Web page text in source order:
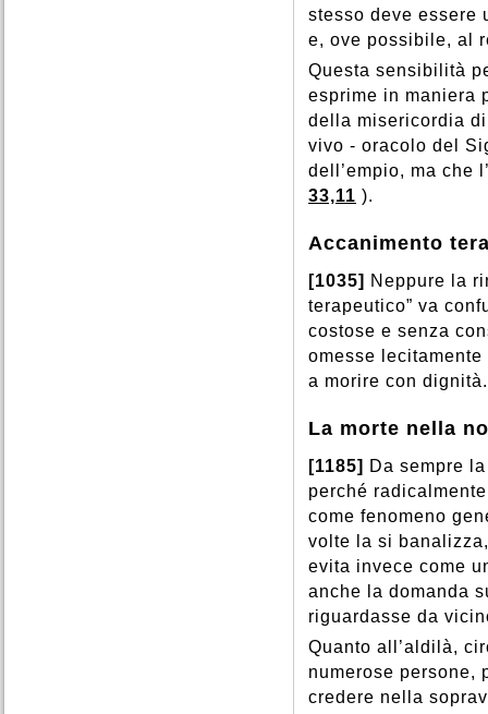
stesso deve essere
e, ove possibile, al
Questa sensibilità
esprime in maniera
della misericordia
vivo - oracolo del
dell’empio, ma che
33,11 ).
Accanimento
[1035] Neppure la
terapeutico” va
costose e senza
omesse
a morire con dignità.
La morte nella
[1185] Da sempre
perché
come fenomeno
volte la si
evita invece come
anche la domanda
riguardasse da
Quanto all’aldilà,
numerose persone,
credere nella